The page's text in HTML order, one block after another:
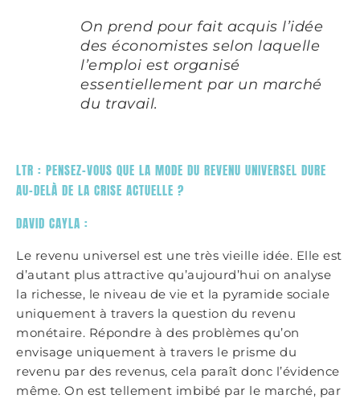
On prend pour fait acquis l’idée
des économistes selon laquelle
l’emploi est organisé
essentiellement par un marché
du travail.
LTR : PENSEZ-VOUS QUE LA MODE DU REVENU UNIVERSEL DURE
AU-DELÀ DE LA CRISE ACTUELLE ?
DAVID CAYLA :
Le revenu universel est une très vieille idée. Elle est
d’autant plus attractive qu’aujourd’hui on analyse
la richesse, le niveau de vie et la pyramide sociale
uniquement à travers la question du revenu
monétaire. Répondre à des problèmes qu’on
envisage uniquement à travers le prisme du
revenu par des revenus, cela paraît donc l’évidence
même. On est tellement imbibé par le marché, par